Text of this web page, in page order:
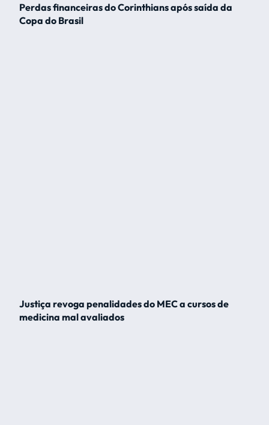
Perdas financeiras do Corinthians após saída da
Copa do Brasil
Justiça revoga penalidades do MEC a cursos de
medicina mal avaliados